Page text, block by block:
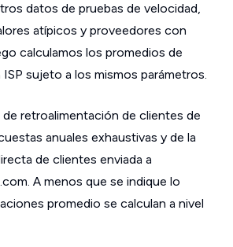
datos de pruebas de velocidad,
atípicos y proveedores con
calculamos los promedios de
sujeto a los mismos parámetros.
retroalimentación de clientes de
anuales exhaustivas y de la
de clientes enviada a
A menos que se indique lo
promedio se calculan a nivel